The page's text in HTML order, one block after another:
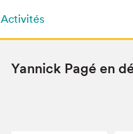
Activités
Yan­nick Pagé en